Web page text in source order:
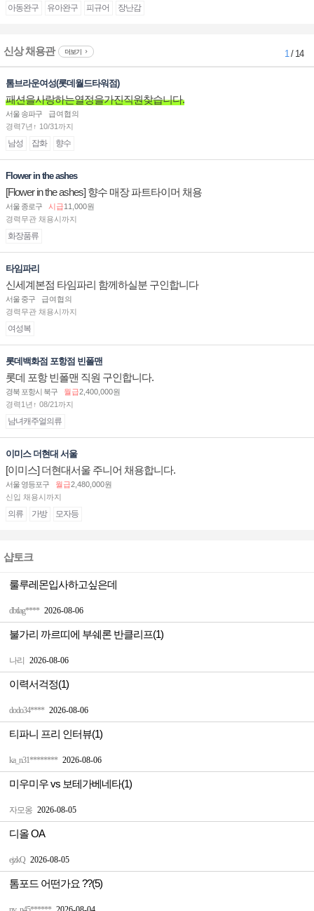
아동완구 유아완구 피규어 장난감
신상 채용관 더보기 1/ 14
톰브라운여성(롯데월드타워점)
패션을사랑하는열정을가진직원찾습니다.
서울 송파구
급여협의
경력7년↑ 10/31까지
남성 잡화 향수
Flower in the ashes
[Flower in the ashes] 향수 매장 파트타이머 채용
서울 종로구 시급11,000원
경력무관 채용시까지
화장품류
타임파리
신세계본점 타임파리 함께하실분 구인합니다
서울 중구
급여협의
경력무관 채용시까지
여성복
롯데백화점 포항점 빈폴맨
롯데 포항 빈폴맨 직원 구인합니다.
경북 포항시 북구 월급2,400,000원
경력1년↑ 08/21까지
남녀캐주얼의류
이미스 더현대 서울
[이미스] 더현대서울 주니어 채용합니다.
서울 영등포구 월급2,480,000원
신입 채용시까지
의류 가방 모자등
샵토크
dbtlag**** 2026-08-06
룰루레몬입사하고싶은데
나리 2026-08-06
불가리 까르띠에 부쉐론 반클리프(1)
dodo34**** 2026-08-06
이력서걱정(1)
ka_n31******** 2026-08-06
티파니 프리 인터뷰(1)
자모옹 2026-08-05
미우미우 vs 보테가베네타(1)
ejzkQ 2026-08-05
디올 OA
톰포드 어떤가요 ??(5)